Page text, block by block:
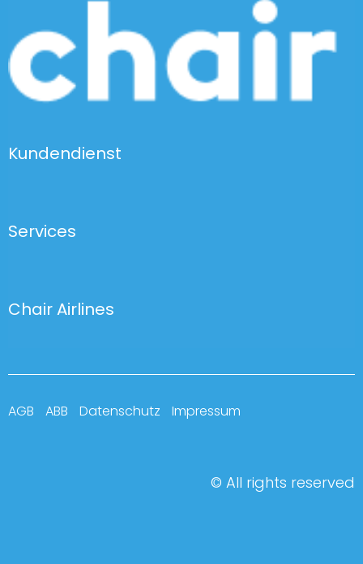
Kundendienst
Services
Chair Airlines
AGB ABB Datenschutz Impressum
© All rights reserved